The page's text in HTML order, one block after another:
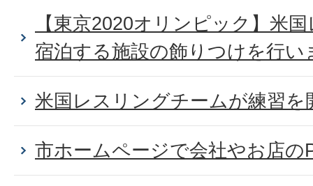
【東京2020オリンピック】米
宿泊する施設の飾りつけを行い
米国レスリングチームが練習を
市ホームページで会社やお店